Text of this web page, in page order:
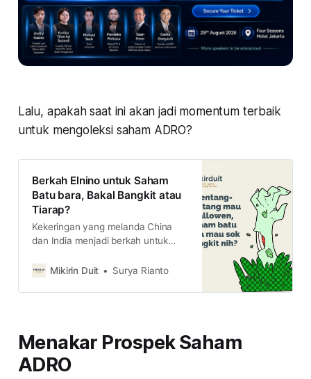
Lalu, apakah saat ini akan jadi momentum terbaik
untuk mengoleksi saham ADRO?
Berkah Elnino untuk Saham
Batu bara, Bakal Bangkit atau
Tiarap?
Kekeringan yang melanda China
dan India menjadi berkah untuk
siap mengimpor lebih banyak batu
listriknya. Jadi, saham batu bara
Mikirin Duit Surya Rianto
Menakar Prospek Saham
ADRO